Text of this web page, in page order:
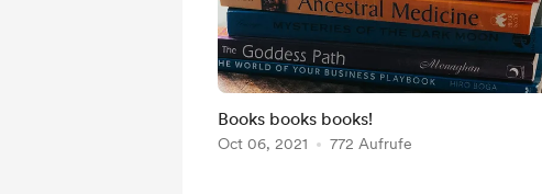
Books books books!
Oct 06, 2021 772 Aufrufe